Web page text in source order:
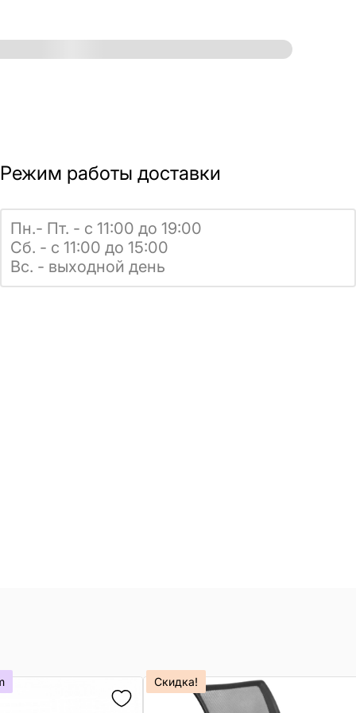
Режим работы доставки
Пн.- Пт. - с 11:00 до 19:00
Сб. - с 11:00 до 15:00
Вс. - выходной день
Скидка!